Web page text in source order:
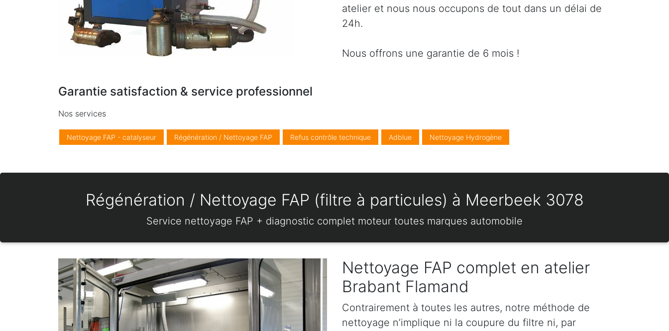
atelier et nous nous occupons de tout dans un délai de
24h.
Nous offrons une garantie de 6 mois !
Garantie satisfaction & service professionnel
Nos services
Nettoyage FAP - catalyseur Régénération / Nettoyage FAP Refus contrôle technique Adblue Nettoyage Hydrogène
Régénération / Nettoyage FAP (filtre à particules) à Meerbeek 3078
Service nettoyage FAP + diagnostic complet moteur toutes marques automobile
Nettoyage FAP complet en atelier
Brabant Flamand
Contrairement à toutes les autres, notre méthode de
nettoyage n’implique ni la coupure du filtre ni, par